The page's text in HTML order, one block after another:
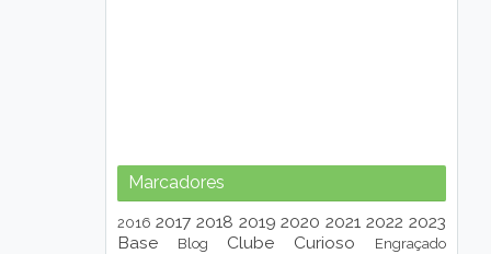
Marcadores
2016 2017 2018 2019 2020 2021 2022 2023
Base
Blog Clube Curioso
Engraçado